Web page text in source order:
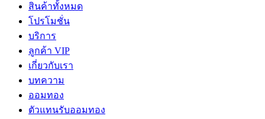
สินค้าทั้งหมด
โปรโมชั่น
บริการ
ลูกค้า VIP
เกี่ยวกับเรา
บทความ
ออมทอง
ตัวแทนรับออมทอง